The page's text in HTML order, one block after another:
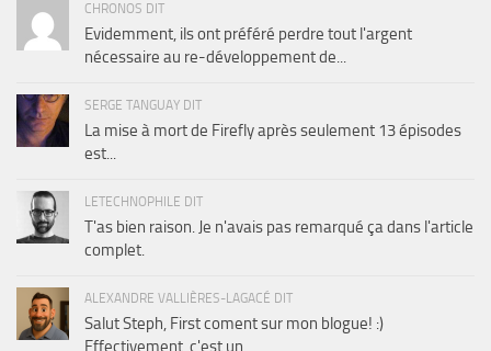
CHRONOS DIT
Evidemment, ils ont préféré perdre tout l'argent
nécessaire au re-développement de...
SERGE TANGUAY DIT
La mise à mort de Firefly après seulement 13 épisodes
est...
LETECHNOPHILE DIT
T'as bien raison. Je n'avais pas remarqué ça dans l'article
complet.
ALEXANDRE VALLIÈRES-LAGACÉ DIT
Salut Steph, First coment sur mon blogue! :)
Effectivement, c'est un...